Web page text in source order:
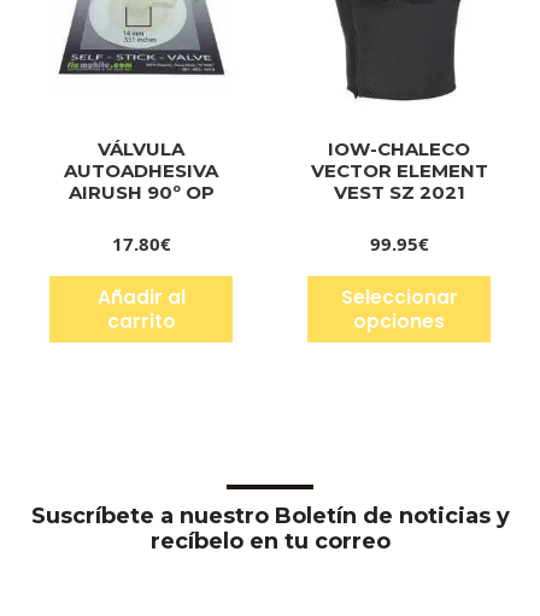
VÁLVULA
AUTOADHESIVA
AIRUSH 90º OP
17.80€
Añadir al
carrito
IOW-CHALECO
VECTOR ELEMENT
VEST SZ 2021
99.95€
Seleccionar
opciones
Suscríbete a nuestro Boletín de noticias y
recíbelo en tu correo